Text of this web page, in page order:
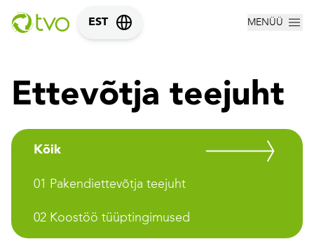
EST MENÜÜ
Ettevõtja teejuht
Kõik
01 Pakendiettevõtja teejuht
02 Koostöö tüüptingimused